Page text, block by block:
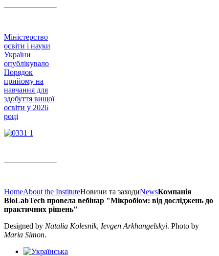
Міністерство
освіти і науки
України
опублікувало
Порядок
прийому на
навчання для
здобуття вищої
освіти у 2026
році
HomeAbout the InstituteНовини та заходиNewsКомпанія
BioLabTech провела вебінар "Мікробіом: від досліджень до
практичних рішень"
Designed by Natalia Kolesnik, Ievgen Arkhangelskyi. Photo by
Maria Simon.